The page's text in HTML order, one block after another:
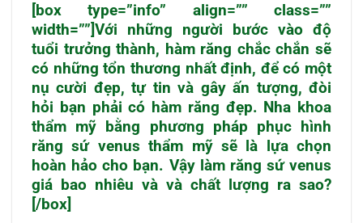
[box type=”info” align=”” class=””
width=””]Với những người bước vào độ
tuổi trưởng thành, hàm răng chắc chắn sẽ
có những tổn thương nhất định, để có một
nụ cười đẹp, tự tin và gây ấn tượng, đòi
hỏi bạn phải có hàm răng đẹp. Nha khoa
thẩm mỹ bằng phương pháp phục hình
răng sứ venus thẩm mỹ sẽ là lựa chọn
hoàn hảo cho bạn. Vậy làm răng sứ venus
giá bao nhiêu và và chất lượng ra sao?
[/box]